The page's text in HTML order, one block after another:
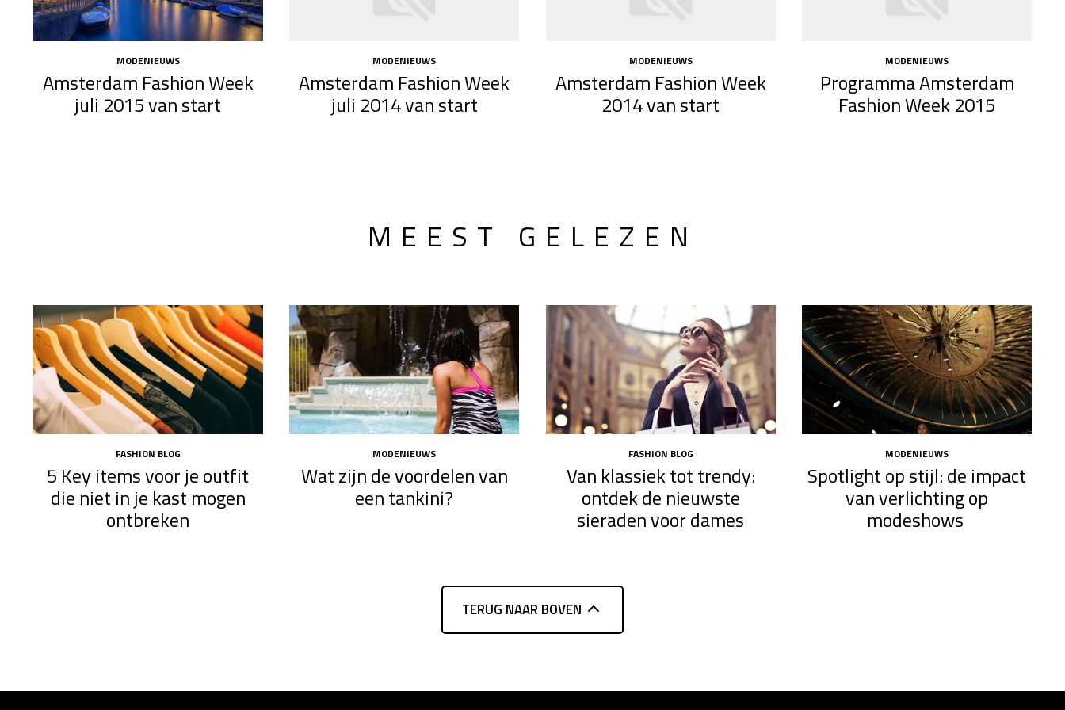
MODENIEUWS
Amsterdam Fashion Week
juli 2015 van start
MODENIEUWS
Amsterdam Fashion Week
juli 2014 van start
MODENIEUWS
Amsterdam Fashion Week
2014 van start
MODENIEUWS
Programma Amsterdam
Fashion Week 2015
MEEST GELEZEN
FASHION BLOG
5 Key items voor je outfit
die niet in je kast mogen
ontbreken
MODENIEUWS
Wat zijn de voordelen van
een tankini?
FASHION BLOG
Van klassiek tot trendy:
ontdek de nieuwste
sieraden voor dames
MODENIEUWS
Spotlight op stijl: de impact
van verlichting op
modeshows
TERUG NAAR BOVEN